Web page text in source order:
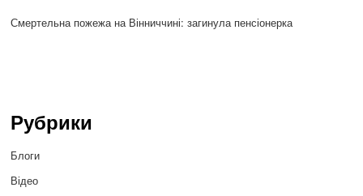
Смертельна пожежа на Вінниччині: загинула пенсіонерка
Рубрики
Блоги
Відео